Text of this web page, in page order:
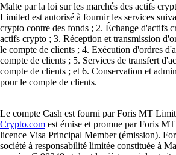
Malte par la loi sur les marchés des actifs
Limited est autorisé à fournir les services
crypto contre des fonds ; 2. Échange d'actifs
actifs crypto ; 3. Réception et transmission
le compte de clients ; 4. Exécution d'ordres
compte de clients ; 5. Services de transfert
compte de clients ; et 6. Conservation et
pour le compte de clients.
Le compte Cash est fourni par Foris MT
Crypto.com est émise et promue par Foris
licence Visa Principal Member (émission).
société à responsabilité limitée constituée à